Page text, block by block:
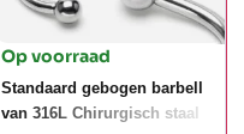
Op voorraad
Standaard gebogen barbell
van 316L Chirurgisch staal